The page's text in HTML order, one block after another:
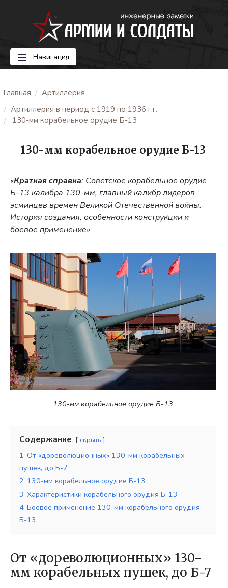
Навигация
Главная
Артиллерия
Артиллерия в период с 1919 по 1936 г.г.
130-мм корабельное орудие Б-13
130-мм корабельное орудие Б-13
«Краткая справка: Советское корабельное орудие
Б-13 калибра 130-мм, главный калибр лидеров
эсминцев времен Великой Отечественной войны.
История создания, особенности конструкции и
боевое применение»
130-мм корабельное орудие Б-13
Содержание скрыть
1 От «дореволюционных» 130-мм корабельных
пушек, до Б-7
2 130-мм корабельное орудие Б-13
3 Характеристики корабельного орудия Б-13
4 Боевое применение 130-мм корабельного орудия
Б-13
От «дореволюционных» 130-
мм корабельных пушек, до Б-7